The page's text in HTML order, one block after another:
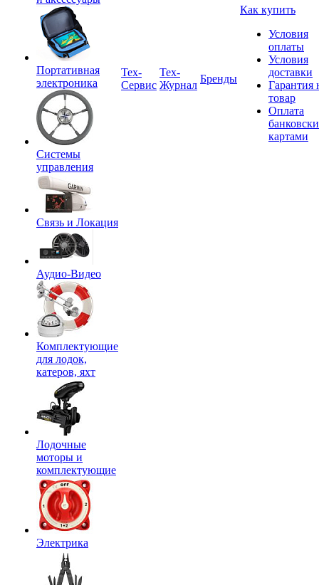
Портативная
электроника
Системы
управления
Связь и Локация
Аудио-Видео
Комплектующие
для лодок,
катеров, яхт
Лодочные
моторы и
комплектующие
Электрика
Tex-
Сервис
Тех-
Журнал
Бренды
Как купить
Условия
оплаты
Условия
доставки
Гарантия
товар
Оплата
картами